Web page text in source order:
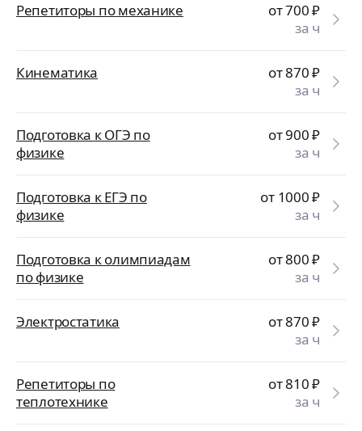
Репетиторы по механике от 700₽
за ч
Кинематика от 870₽
за ч
Подготовка к ОГЭ по
физике
от 900₽
за ч
Подготовка к ЕГЭ по
физике
от 1000₽
за ч
Подготовка к олимпиадам
по физике
от 800₽
за ч
Электростатика от 870₽
за ч
Репетиторы по
теплотехнике
от 810₽
за ч